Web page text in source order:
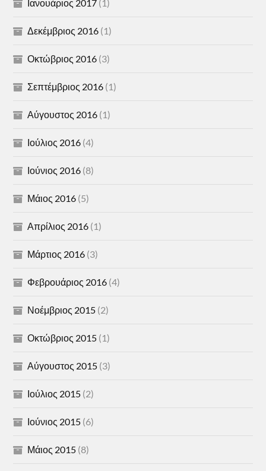
Ιανουάριος 2017 (1)
Δεκέμβριος 2016 (1)
Οκτώβριος 2016 (3)
Σεπτέμβριος 2016 (1)
Αύγουστος 2016 (1)
Ιούλιος 2016 (4)
Ιούνιος 2016 (8)
Μάιος 2016 (5)
Απρίλιος 2016 (1)
Μάρτιος 2016 (3)
Φεβρουάριος 2016 (4)
Νοέμβριος 2015 (2)
Οκτώβριος 2015 (1)
Αύγουστος 2015 (3)
Ιούλιος 2015 (2)
Ιούνιος 2015 (6)
Μάιος 2015 (8)